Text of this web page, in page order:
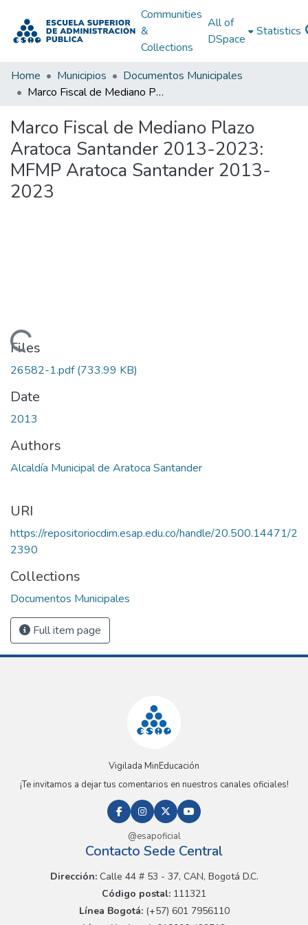
Communities
&
Collections
All of
DSpace
Statistics
Home Municipios
Documentos Municipales
Marco Fiscal de Mediano Plazo Aratoca Santander 2013-2023: MFMP Aratoca Santander 2013-2023
Marco Fiscal de Mediano Plazo
Aratoca Santander 2013-2023:
MFMP Aratoca Santander 2013-
2023
Loading...
Files
26582-1.pdf(733.99 KB)
Date
2013
Authors
Alcaldía Municipal de Aratoca Santander
URI
https://repositoriocdim.esap.edu.co/handle/20.500.14471/2
2390
Collections
Documentos Municipales
Full item page
Vigilada MinEducación
¡Te invitamos a dejar tus comentarios en nuestros canales oficiales!
@esapoficial
Contacto Sede Central
Dirección:Calle 44 # 53 - 37, CAN, Bogotá D.C.
Código postal: 111321
Línea Bogotá:(+57) 601 7956110